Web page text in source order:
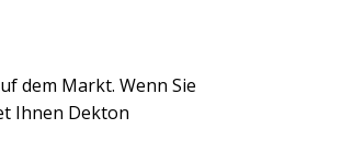
dem Markt. Wenn Sie
Ihnen Dekton